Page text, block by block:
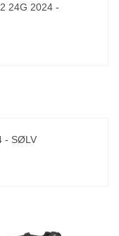
24G 2024 -
- SØLV